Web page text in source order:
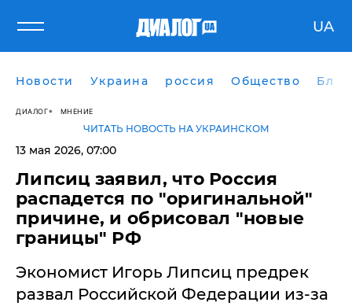
UA
Новости Украина россия Общество
ДИАЛОГ МНЕНИЕ
ЧИТАТЬ НОВОСТЬ НА УКРАИНСКОМ
13 мая 2026, 07:00
Липсиц заявил, что Россия
распадется по "оригинальной"
причине, и обрисовал "новые
границы" РФ
Экономист Игорь Липсиц предрек
развал Российской Федерации из-за